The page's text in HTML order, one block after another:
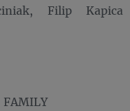
Filip Kapica
FAMILY